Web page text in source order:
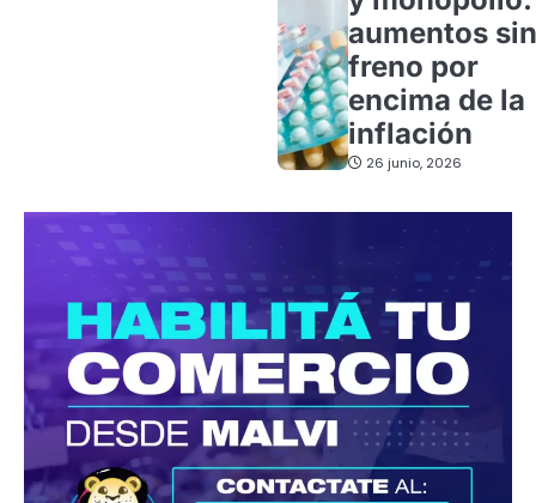
aumentos sin
freno por
encima de la
inflación
26 junio, 2026